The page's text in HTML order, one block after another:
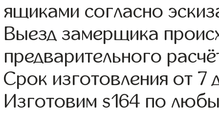
ящиками согласно
Выезд замерщика
предварительного
Срок изготовления от 7
Изготовим s164 по